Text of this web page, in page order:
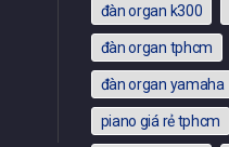
đàn organ k300
đàn organ tphcm
đàn organ yamaha
piano giá rẻ tphcm